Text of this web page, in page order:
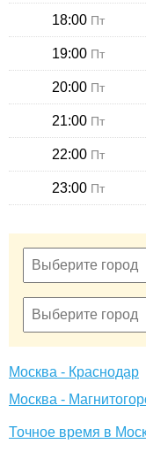
18:00 Пт
19:00 Пт
20:00 Пт
21:00 Пт
22:00 Пт
23:00 Пт
Москва - Краснодар
Москва -
Точное время в